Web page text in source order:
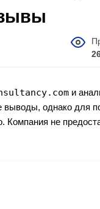
и
однако для
Компания не